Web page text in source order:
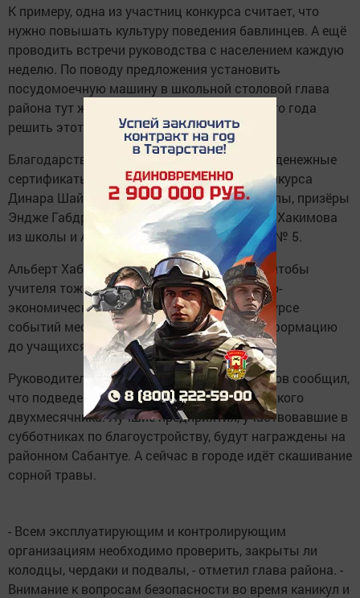
К примеру, одна из участниц конкурса считает, что
нужно повышать культуру поведения бавлинцев. А ещё
проводить встречи руководства с населением каждую
неделю. По поводу предложения установить
посудомоечную машину в школьной столовой глава
района тут же дал задание к началу учебного года
решить этот вопрос в пятой школе.
Благодарственные письма главы района и денежные
сертификаты получили победительница конкурса
Динара Шайдуллина из Исергаповской школы, призёры
Эндже Габдрахимова из школы №1, Айгуль Хакимова
из школы и Алина Габдрафикова из школы № 5.
Альберт Хабибуллин высказал пожелание, чтобы
учителя тоже вникали в вопросы социально-
экономического развития района, были в курсе
событий местной жизни и доводили эту информацию
до учащихся.
Руководитель горисполкома Равиль Шарипов сообщил,
что подведены итоги санитарно-экологического
двухмесячника. Лучшие предприятия, участвовавшие в
субботниках по благоустройству, будут награждены на
районном Сабантуе. А сейчас в городе идёт скашивание
сорной травы.
- Всем эксплуатирующим и контролирующим
организациям необходимо проверить, закрыты ли
колодцы, чердаки и подвалы, - отметил глава района. -
Внимание к вопросам безопасности во время каникул и